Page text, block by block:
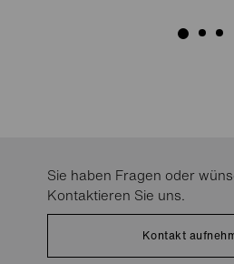
Sie haben Fragen oder
Kontaktieren Sie uns.
Kontakt